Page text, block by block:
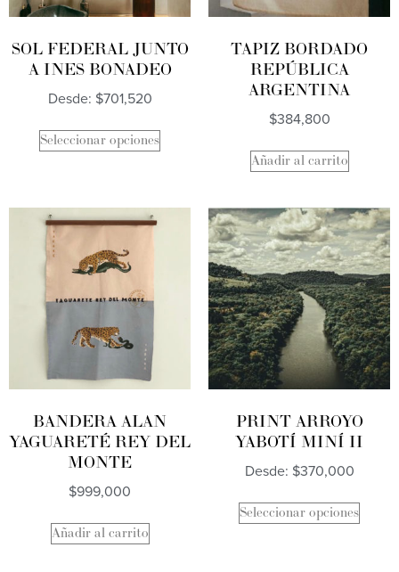
SOL FEDERAL JUNTO
A INES BONADEO
Desde: $701,520
Seleccionar opciones
TAPIZ BORDADO
REPÚBLICA
ARGENTINA
$384,800
Añadir al carrito
BANDERA ALAN
YAGUARETÉ REY DEL
MONTE
$999,000
Añadir al carrito
PRINT ARROYO
YABOTÍ MINÍ II
Desde: $370,000
Seleccionar opciones